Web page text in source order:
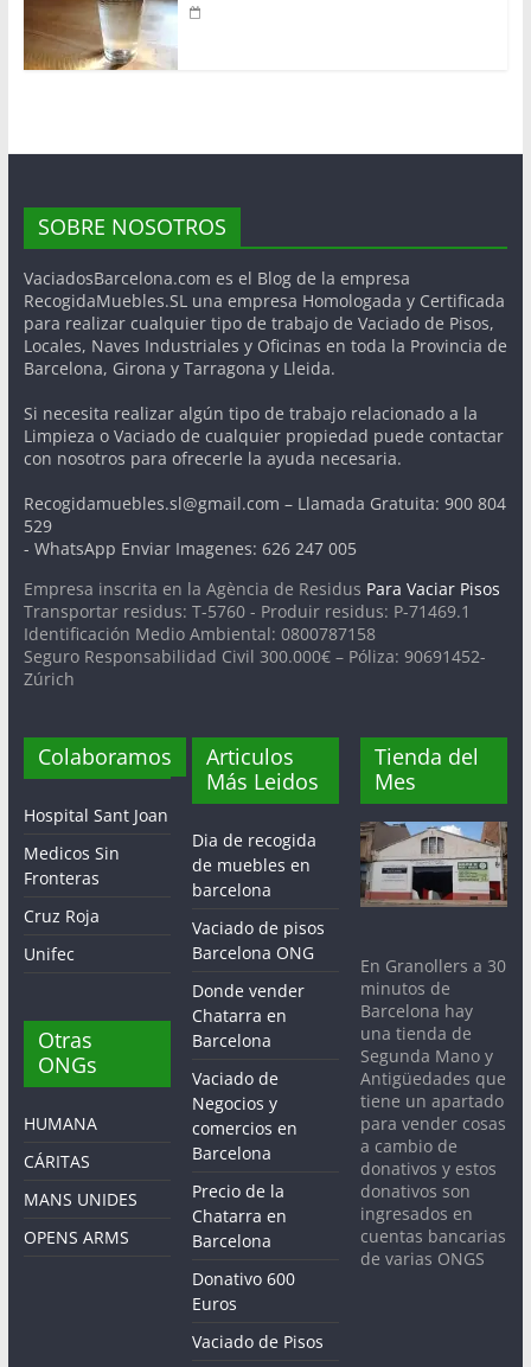
SOBRE NOSOTROS
VaciadosBarcelona.com es el Blog de la empresa
RecogidaMuebles.SL una empresa Homologada y Certificada
para realizar cualquier tipo de trabajo de Vaciado de Pisos,
Locales, Naves Industriales y Oficinas en toda la Provincia de
Barcelona, Girona y Tarragona y Lleida.
Si necesita realizar algún tipo de trabajo relacionado a la
Limpieza o Vaciado de cualquier propiedad puede contactar
con nosotros para ofrecerle la ayuda necesaria.
Recogidamuebles.sl@gmail.com – Llamada Gratuita: 900 804
529
- WhatsApp Enviar Imagenes: 626 247 005
Empresa inscrita en la Agència de Residus Para Vaciar Pisos
Transportar residus: T-5760 - Produir residus: P-71469.1
Identificación Medio Ambiental: 0800787158
Seguro Responsabilidad Civil 300.000€ – Póliza: 90691452-
Zúrich
Colaboramos
Hospital Sant Joan
Medicos Sin
Fronteras
Cruz Roja
Unifec
Otras
ONGs
HUMANA
CÁRITAS
MANS UNIDES
OPENS ARMS
Articulos
Más Leidos
Dia de recogida
de muebles en
barcelona
Vaciado de pisos
Barcelona ONG
Donde vender
Chatarra en
Barcelona
Vaciado de
Negocios y
comercios en
Barcelona
Precio de la
Chatarra en
Barcelona
Donativo 600
Euros
Vaciado de Pisos
Tienda del
Mes
En Granollers a 30
minutos de
Barcelona hay
una tienda de
Segunda Mano y
Antigüedades que
tiene un apartado
para vender cosas
a cambio de
donativos y estos
donativos son
ingresados en
cuentas bancarias
de varias ONGS